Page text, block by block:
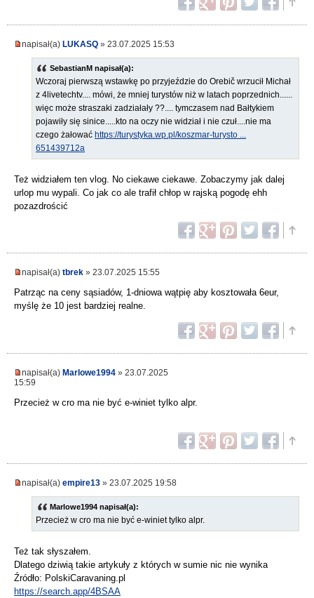
napisał(a) LUKASQ » 23.07.2025 15:53
SebastianM napisał(a):
Wczoraj pierwszą wstawkę po przyjeździe do Orebič wrzucił Michał
z 4livetechtv.... mówi, że mniej turystów niż w latach poprzednich......
więc może straszaki zadziałały ??.... tymczasem nad Bałtykiem
pojawiły się sinice.....kto na oczy nie widział i nie czuł....nie ma
czego żałować https://turystyka.wp.pl/koszmar-turysto ...
651439712a
Też widziałem ten vlog. No ciekawe ciekawe. Zobaczymy jak dalej
urlop mu wypali. Co jak co ale trafił chłop w rajską pogodę ehh
pozazdrościć
napisał(a) tbrek » 23.07.2025 15:55
Patrząc na ceny sąsiadów, 1-dniowa wątpię aby kosztowała 6eur,
myślę że 10 jest bardziej realne.
napisał(a) Marlowe1994 » 23.07.2025
15:59
Przecież w cro ma nie być e-winiet tylko alpr.
napisał(a) empire13 » 23.07.2025 19:58
Marlowe1994 napisał(a):
Przecież w cro ma nie być e-winiet tylko alpr.
Też tak słyszałem.
Dlatego dziwią takie artykuły z których w sumie nic nie wynika
Źródło: PolskiCaravaning.pl
https://search.app/4BSAA